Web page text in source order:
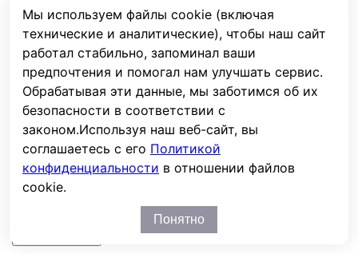
Мы используем файлы cookie (включая
технические и аналитические), чтобы наш сайт
работал стабильно, запоминал ваши
предпочтения и помогал нам улучшать сервис.
Обрабатывая эти данные, мы заботимся об их
безопасности в соответствии с
законом.Используя наш веб-сайт, вы
соглашаетесь с его Политикой
конфиденциальности в отношении файлов
cookie.
Понятно
(остаточная емкость 80%). Области применения:
телекоммуникация и связь, источники
бесперебойного питания, объекты производства и
распределения электроэнергии, железная дорога.